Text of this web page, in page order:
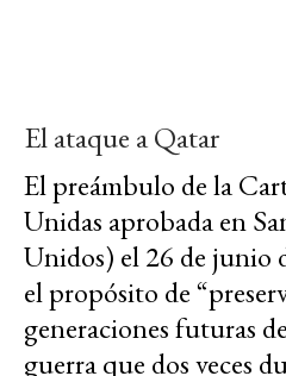
El ataque a Qatar
El preámbulo de la
Unidas aprobada en
Unidos) el 26 de junio
el propósito de
generaciones futuras
guerra que dos veces